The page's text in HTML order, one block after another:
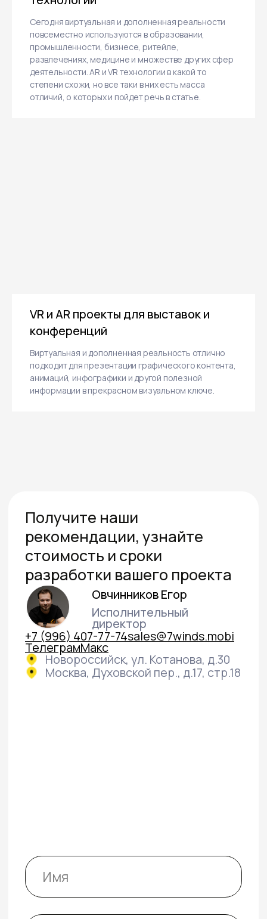
Сегодня виртуальная и дополненная реальности
повсеместно используются в образовании,
промышленности, бизнесе, ритейле,
развлечениях, медицине и множестве других сфер
деятельности. AR и VR технологии в какой то
степени схожи, но все таки в них есть масса
отличий, о которых и пойдет речь в статье.
VR и AR проекты для выставок и
конференций
Виртуальная и дополненная реальность отлично
подходит для презентации графического контента,
анимаций, инфографики и другой полезной
информации в прекрасном визуальном ключе.